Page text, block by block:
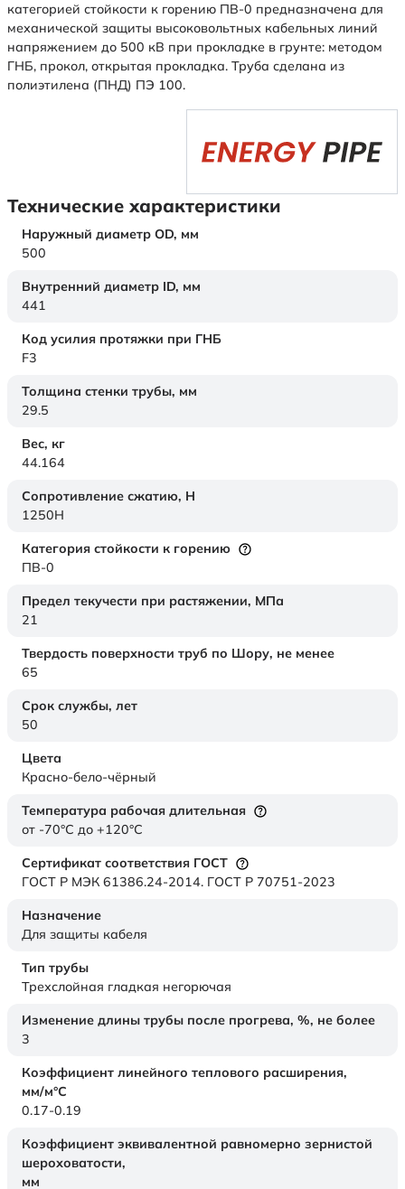
категорией стойкости к горению ПВ-0 предназначена для
механической защиты высоковольтных кабельных линий
напряжением до 500 кВ при прокладке в грунте: методом
ГНБ, прокол, открытая прокладка. Труба сделана из
полиэтилена (ПНД) ПЭ 100.
Технические характеристики
Наружный диаметр OD, мм
500
Внутренний диаметр ID, мм
441
Код усилия протяжки при ГНБ
F3
Толщина стенки трубы, мм
29.5
Вес, кг
44.164
Сопротивление сжатию, Н
1250H
Категория стойкости к горению
ПВ-0
Предел текучести при растяжении, МПа
21
Твердость поверхности труб по Шору, не менее
65
Срок службы, лет
50
Цвета
Красно-бело-чёрный
Температура рабочая длительная
от -70°C до +120°C
Сертификат соответствия ГОСТ
ГОСТ Р МЭК 61386.24-2014. ГОСТ Р 70751-2023
Назначение
Для защиты кабеля
Тип трубы
Трехслойная гладкая негорючая
Изменение длины трубы после прогрева, %, не более
3
Коэффициент линейного теплового расширения,
мм/м°С
0.17-0.19
Коэффициент эквивалентной равномерно зернистой
шероховатости,
мм